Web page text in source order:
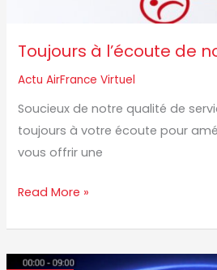
Toujours à l’écoute de
Actu AirFrance Virtuel
Soucieux de notre qualité de
toujours à votre écoute pour
vous offrir une
Read More »